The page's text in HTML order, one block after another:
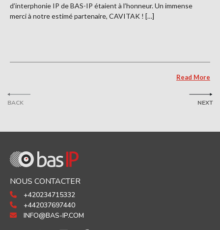
BACK
d’interphonie IP de BAS-IP étaient à l’honneur. Un immense
merci à notre estimé partenaire, CAVITAK ! […]
Read More
NEXT
NOUS CONTACTER
+420234715332
+442037697440
INFO@BAS-IP.COM